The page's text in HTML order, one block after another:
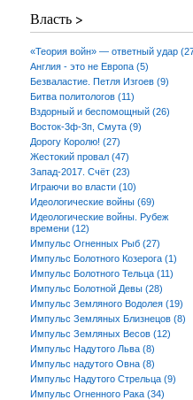
Власть >
«Теория войн» — ответный удар
Англия - это не Европа (5)
Безваластие. Петля Изгоев (9)
Битва политологов (11)
Вздорный и беспомощный (26)
Восток-3ф-3п, Смута (9)
Дорогу Королю! (27)
Жестокий провал (47)
Запад-2017. Счёт (23)
Играючи во власти (10)
Идеологические войны (69)
Идеологические войны. Рубеж
времени (12)
Импульс Огненных Рыб (27)
Импульс Болотного Козерога (1)
Импульс Болотного Тельца (11)
Импульс Болотной Девы (28)
Импульс Земляного Водолея (19)
Импульс Земляных Близнецов (8)
Импульс Земляных Весов (12)
Импульс Надутого Льва (8)
Импульс надутого Овна (8)
Импульс Надутого Стрельца (9)
Импульс Огненного Рака (34)